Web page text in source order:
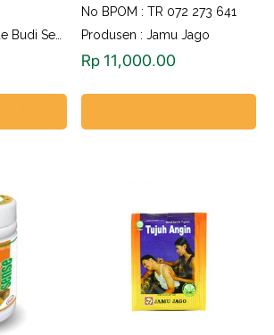
No BPOM : TR 072 273 641
Produsen : Jamu Jago
Rp11,000.00